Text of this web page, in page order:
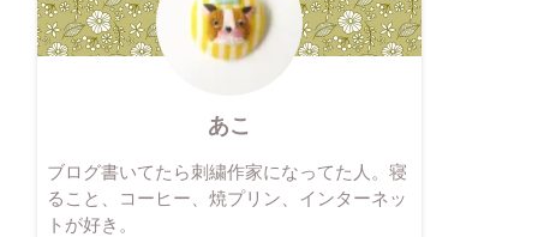
あこ
ブログ書いてたら刺繍作家になってた人。寝
ること、コーヒー、焼プリン、インターネッ
トが好き。